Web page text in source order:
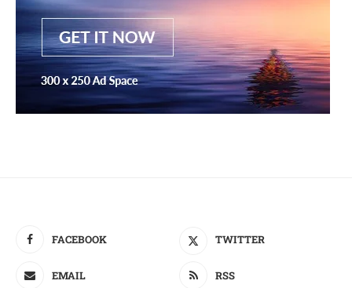
FACEBOOK TWITTER
EMAIL RSS